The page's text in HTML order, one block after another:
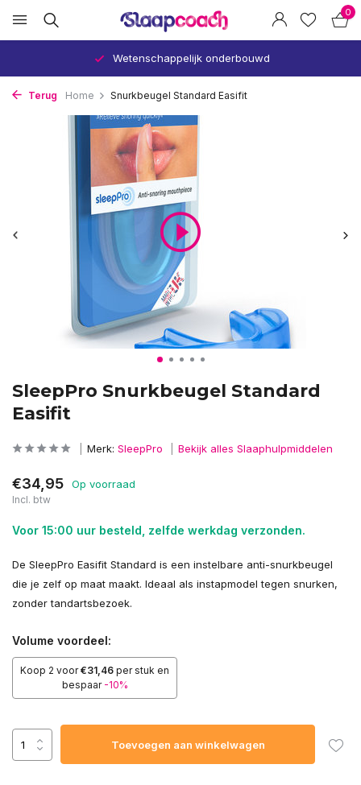
0
Wetenschappelijk onderbouwd
Terug Home Snurkbeugel Standard Easifit
SleepPro Snurkbeugel Standard
Easifit
Merk: SleepPro Bekijk alles Slaaphulpmiddelen
€34,95 Op voorraad
Incl. btw
Voor 15:00 uur besteld, zelfde werkdag verzonden.
De SleepPro Easifit Standard is een instelbare anti-snurkbeugel
die je zelf op maat maakt. Ideaal als instapmodel tegen snurken,
zonder tandartsbezoek.
Volume voordeel:
Koop 2 voor€31,46 per stuk en
bespaar -10%
Toevoegen aan winkelwagen